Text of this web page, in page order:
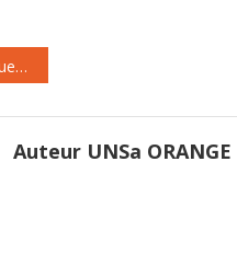
Auteur UNSa ORANGE